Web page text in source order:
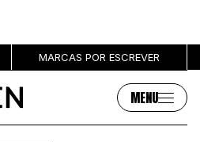
MARCAS POR ESCREVER
MENU